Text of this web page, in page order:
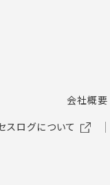
会社概要
スログについて